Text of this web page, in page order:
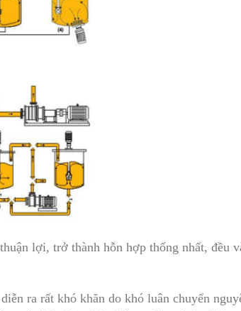
lợi, trở thành hỗn hợp thống nhất, đều
ra rất khó khăn do khó luân chuyển